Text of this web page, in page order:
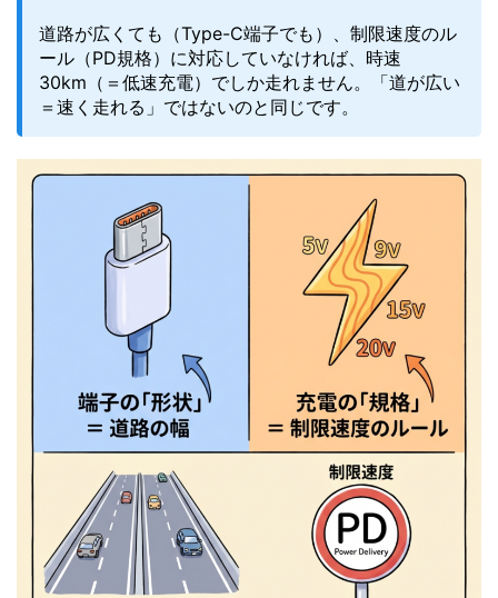
道路が広くても（Type-C端子でも）、制限速度のル
ール（PD規格）に対応していなければ、時速
30km（＝低速充電）でしか走れません。「道が広い
＝速く走れる」ではないのと同じです。